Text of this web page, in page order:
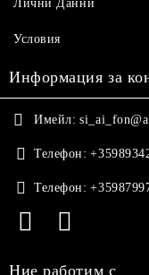
Лични Данни
Условия
Информация за
Имейл:
Телефон:
Телефон:
Ние работим с